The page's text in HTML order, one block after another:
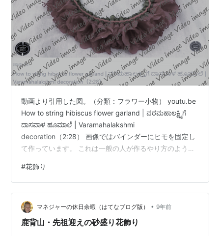
動画より引用した図。（分類：フラワー小物） youtu.be
How to string hibiscus flower garland | ವರಮಹಾಲಕ್ಷ್ಮಿಗೆ
ದಾಸವಾಳ ಹೂಮಾಲೆ | Varamahalakshmi
decoration（2:28） 画像ではバインダーにヒモを固定し
て作っています。 これは一般の人が作るやり方のようで
ブルの足にヒモをかけて作るやり方を 紹介している動画
がありました。 工房の職人さんは、自分の足の指にヒモ
をかけて作っていました。 コチラ ↓↓↓ は、違う形状の
髪飾り（作品のみ、作り方なし） …
#花飾り
マネジャーの休日余暇（はてなブログ版） • 9年前
鹿背山・先祖迎えの砂盛り花飾り